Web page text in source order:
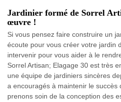
Jardinier formé de Sorrel
œuvre !
Si vous pensez faire construire un
écoute pour vous créer votre jardin
intervenir pour vous aider à le
Sorrel Artisan; Elagage 30 est très
une équipe de jardiniers sincères
a encouragés à maintenir le succès
prenons soin de la conception des